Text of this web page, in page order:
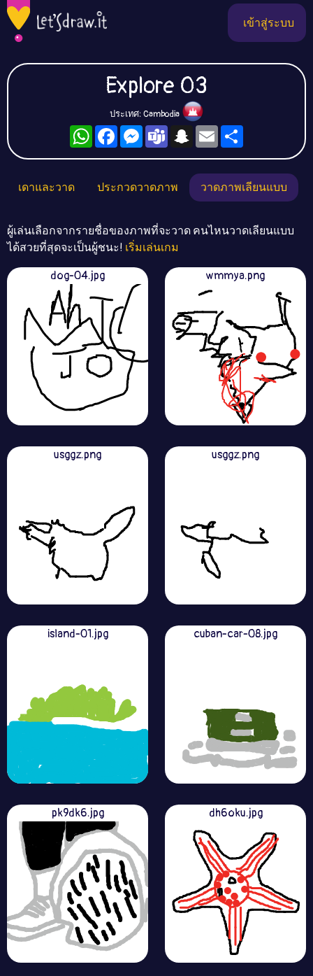
เข้าสู่ระบบ
Explore 03
ประเทศ: Cambodia
WhatsAppFacebookMessengerTeamsSnapchat
Email
เดาและวาด ประกวดวาดภาพ วาดภาพเลียนแบบ
ผู้เล่นเลือกจากรายชื่อของภาพที่จะวาด คนไหนวาดเลียนแบบ
ได้สวยที่สุดจะเป็นผู้ชนะ! เริ่มเล่นเกม
dog-04.jpg
wmmya.png
usggz.png usggz.png
island-01.jpg cuban-car-08.jpg
pk9dk6.jpg dh6oku.jpg